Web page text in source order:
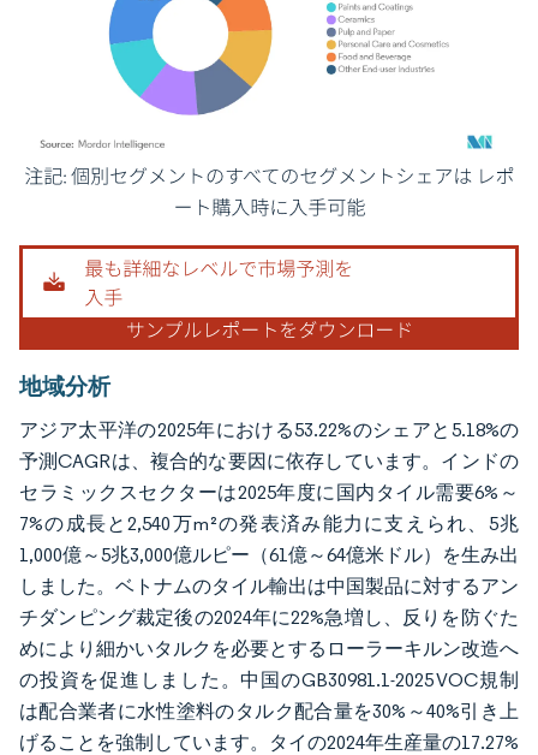
画像 © Mordor Intelligence。再利用にはCC BY 4.0の表示が必要です。
地域分析
アジア太平洋の2025年における53.22%のシェアと5.18%の
予測CAGRは、複合的な要因に依存しています。インドの
セラミックスセクターは2025年度に国内タイル需要6%～
7%の成長と2,540万m²の発表済み能力に支えられ、5兆
1,000億～5兆3,000億ルピー（61億～64億米ドル）を生み出
しました。ベトナムのタイル輸出は中国製品に対するアン
チダンピング裁定後の2024年に22%急増し、反りを防ぐた
めにより細かいタルクを必要とするローラーキルン改造へ
の投資を促進しました。中国のGB30981.1-2025 VOC規制
は配合業者に水性塗料のタルク配合量を30%～40%引き上
げることを強制しています。タイの2024年生産量の17.27%